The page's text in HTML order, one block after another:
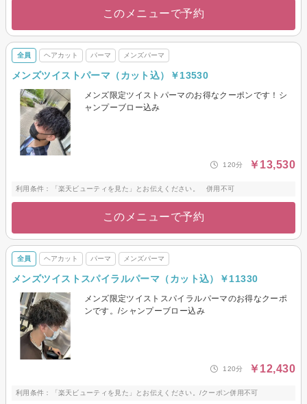
このメニューで予約
全員 ヘアカット パーマ メンズパーマ
メンズツイストパーマ（カット込）￥13530
メンズ限定ツイストパーマのお得なクーポンです！シ
ャンプーブロー込み
120分 ￥13,530
利用条件：「楽天ビューティを見た」とお伝えください。 併用不可
このメニューで予約
全員 ヘアカット パーマ メンズパーマ
メンズツイストスパイラルパーマ（カット込）￥11330
メンズ限定ツイストスパイラルパーマのお得なクーポ
ンです。/シャンプーブロー込み
120分 ￥12,430
利用条件：「楽天ビューティを見た」とお伝えください。/クーポン併用不可